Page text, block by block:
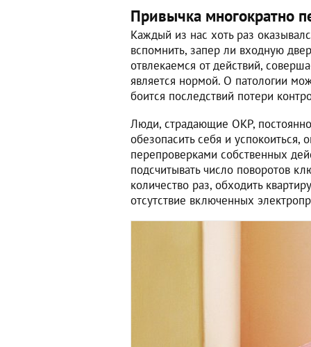
Привычка многократно
Каждый из нас хоть раз
вспомнить, запер ли входную
отвлекаемся от действий,
является нормой. О патологии
боится последствий потери
Люди, страдающие ОКР,
обезопасить себя и
перепроверками собственных
подсчитывать число поворотов
количество раз, обходить
отсутствие включенных